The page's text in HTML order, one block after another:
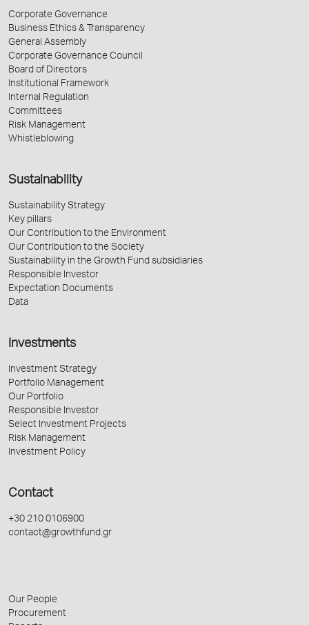
Corporate Governance
Business Ethics & Transparency
General Assembly
Corporate Governance Council
Board of Directors
Institutional Framework
Internal Regulation
Committees
Risk Management
Whistleblowing
Sustainability
Sustainability Strategy
Key pillars
Our Contribution to the Environment
Our Contribution to the Society
Sustainability in the Growth Fund subsidiaries
Responsible Investor
Expectation Documents
Data
Investments
Investment Strategy
Portfolio Management
Our Portfolio
Responsible Investor
Select Investment Projects
Risk Management
Investment Policy
Contact
+30 210 0106900
contact@growthfund.gr
Our People
Procurement